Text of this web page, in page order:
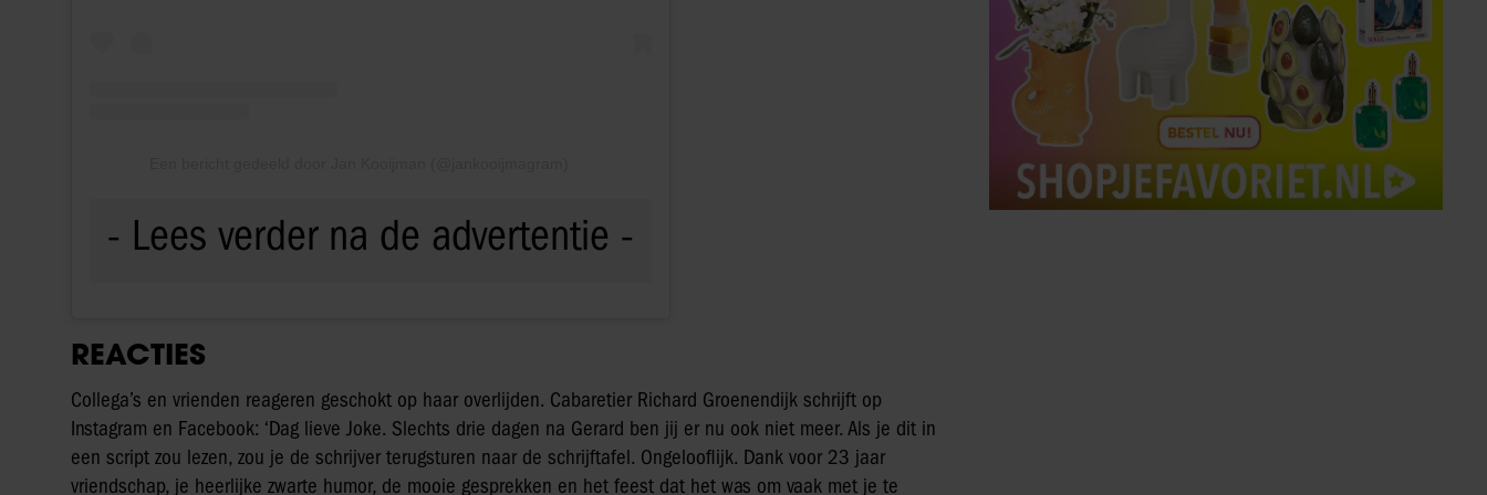
REACTIES
Collega’s en vrienden reageren geschokt op haar overlijden. Cabaretier Richard Groenendijk schrijft op
Instagram en Facebook: ‘Dag lieve Joke. Slechts drie dagen na Gerard ben jij er nu ook niet meer. Als je dit in
een script zou lezen, zou je de schrijver terugsturen naar de schrijftafel. Ongelooflijk. Dank voor 23 jaar
vriendschap, je heerlijke zwarte humor, de mooie gesprekken en het feest dat het was om vaak met je te